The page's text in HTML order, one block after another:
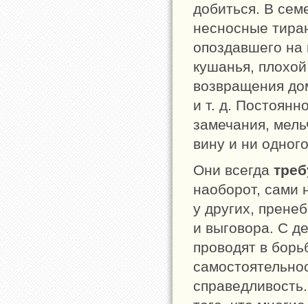
добиться. В
несносные
опоздавшего на
кушанья,
возвращения
и т. д.
замечания,
вину и ни
Они всегда
наоборот, сами
у других,
и выговора. С
проводят в